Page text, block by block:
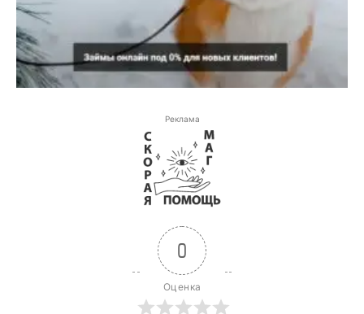
Реклама
0
Оценка